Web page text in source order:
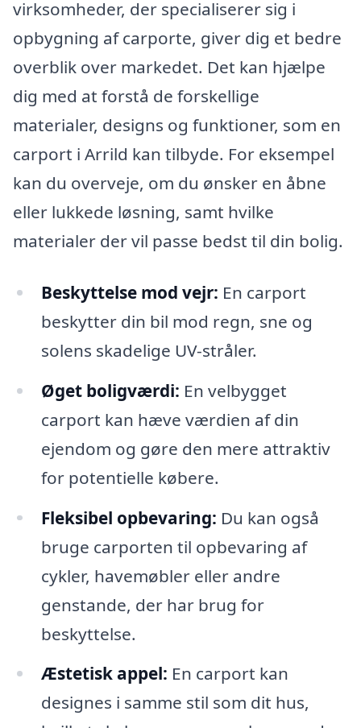
virksomheder, der specialiserer sig i
opbygning af carporte, giver dig et bedre
overblik over markedet. Det kan hjælpe
dig med at forstå de forskellige
materialer, designs og funktioner, som en
carport i Arrild kan tilbyde. For eksempel
kan du overveje, om du ønsker en åbne
eller lukkede løsning, samt hvilke
materialer der vil passe bedst til din bolig.
Beskyttelse mod vejr: En carport
beskytter din bil mod regn, sne og
solens skadelige UV-stråler.
Øget boligværdi: En velbygget
carport kan hæve værdien af din
ejendom og gøre den mere attraktiv
for potentielle købere.
Fleksibel opbevaring: Du kan også
bruge carporten til opbevaring af
cykler, havemøbler eller andre
genstande, der har brug for
beskyttelse.
Æstetisk appel: En carport kan
designes i samme stil som dit hus,